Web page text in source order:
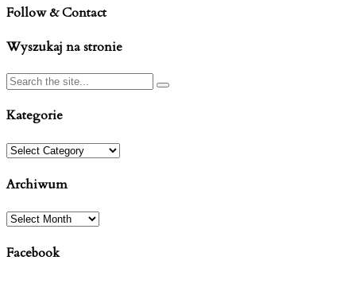
Follow & Contact
Wyszukaj na stronie
Kategorie
Kategorie
Archiwum
Archiwum
Facebook